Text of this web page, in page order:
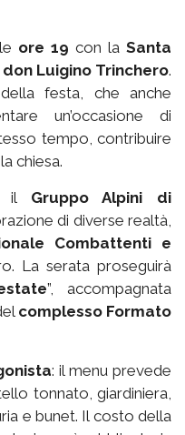
ore 19 con laSanta
don Luigino Trinchero.
festa, che anche
un’occasione di
tempo, contribuire
chiesa.
il Gruppo Alpini di
di diverse realtà,
Combattenti e
La serata proseguirà
”, accompagnata
complesso Formato
: il menu prevede
tonnato, giardiniera,
e bunet. Il costo della